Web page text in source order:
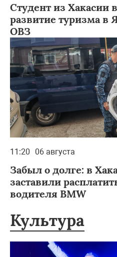
Студент из Хакасии
развитие туризма в
ОВЗ
11:20 06 августа
Забыл о долге: в
заставили
водителя BMW
Культура